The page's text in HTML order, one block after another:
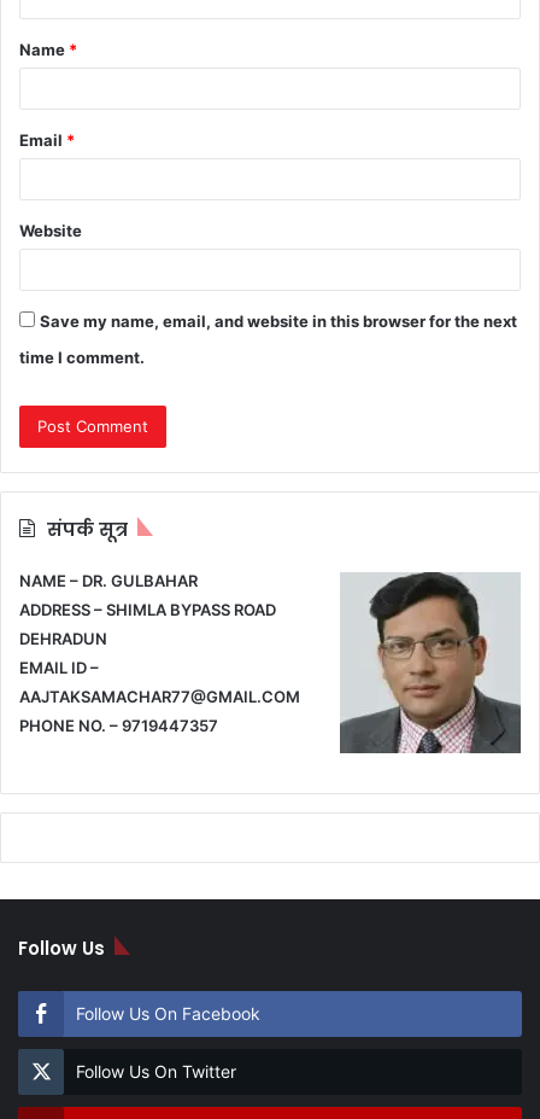
t
*
Name *
Email *
Website
Save my name, email, and website in this browser for the next
time I comment.
संपर्क सूत्र
NAME – DR. GULBAHAR
ADDRESS – SHIMLA BYPASS ROAD
DEHRADUN
EMAIL ID –
AAJTAKSAMACHAR77@GMAIL.COM
PHONE NO. – 9719447357
Follow Us
Follow Us On Facebook
Follow Us On Twitter